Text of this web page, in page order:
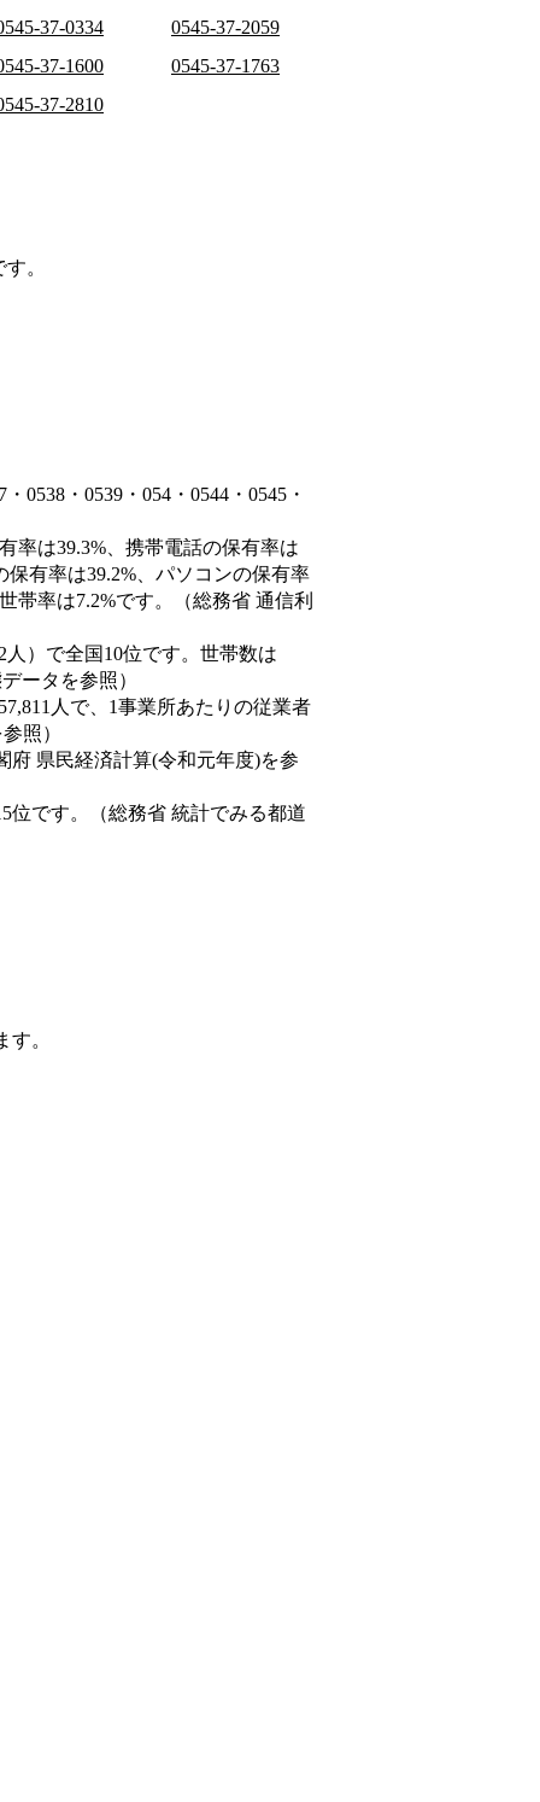
37-0334
0545-37-2059
37-1600
0545-37-1763
37-2810
。
0538・0539・054・0544・0545・
率は39.3%、携帯電話の保有率は
有率は39.2%、パソコンの保有率
帯率は7.2%です。（総務省 通信利
人）で全国10位です。世帯数は
ータを参照）
人で、1事業所あたりの従業者
照）
府 県民経済計算(令和元年度)を参
位です。（総務省 統計でみる都道
。